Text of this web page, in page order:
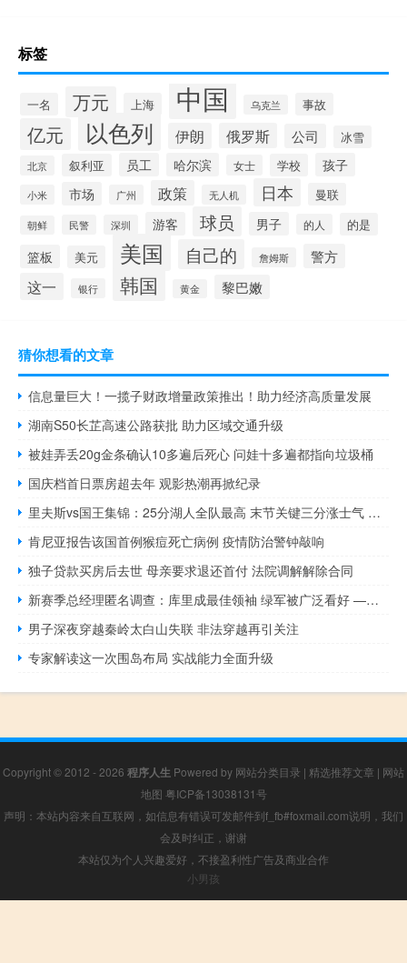
标签
一名 万元 上海 中国 乌克兰 事故
亿元 以色列 伊朗 俄罗斯 公司 冰雪
北京 叙利亚 员工 哈尔滨 女士 学校 孩子
小米 市场 广州 政策 无人机 日本 曼联
朝鲜 民警 深圳 游客 球员 男子 的人 的是
篮板 美元 美国 自己的 詹姆斯 警方
这一 银行 韩国 黄金 黎巴嫩
猜你想看的文章
信息量巨大！一揽子财政增量政策推出！助力经济高质量发展
湖南S50长芷高速公路获批 助力区域交通升级
被娃弄丢20g金条确认10多遍后死心 问娃十多遍都指向垃圾桶
国庆档首日票房超去年 观影热潮再掀纪录
里夫斯vs国王集锦：25分湖人全队最高 末节关键三分涨士气 助攻湖人锁定胜局
肯尼亚报告该国首例猴痘死亡病例 疫情防治警钟敲响
独子贷款买房后去世 母亲要求退还首付 法院调解解除合同
新赛季总经理匿名调查：库里成最佳领袖 绿军被广泛看好 ——库里独揽四项第一
男子深夜穿越秦岭太白山失联 非法穿越再引关注
专家解读这一次围岛布局 实战能力全面升级
Copyright © 2012 - 2026 程序人生 Powered by 网站分类目录 | 精选推荐文章 | 网站
地图 粤ICP备13038131号
声明：本站内容来自互联网，如信息有错误可发邮件到f_fb#foxmail.com说明，我们
会及时纠正，谢谢
本站仅为个人兴趣爱好，不接盈利性广告及商业合作
小男孩